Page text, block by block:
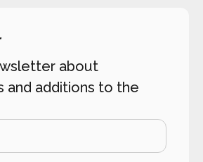
about
and additions to the